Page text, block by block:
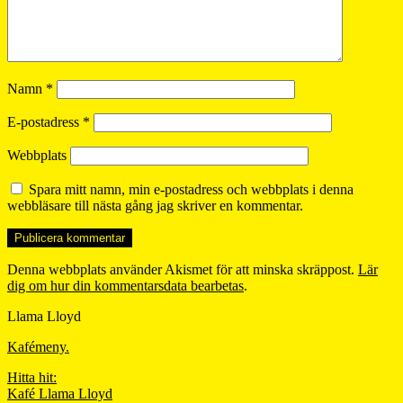
Namn *
E-postadress *
Webbplats
Spara mitt namn, min e-postadress och webbplats i denna
webbläsare till nästa gång jag skriver en kommentar.
Denna webbplats använder Akismet för att minska skräppost. Lär
dig om hur din kommentarsdata bearbetas.
Llama Lloyd
Kafémeny.
Hitta hit:
Kafé Llama Lloyd